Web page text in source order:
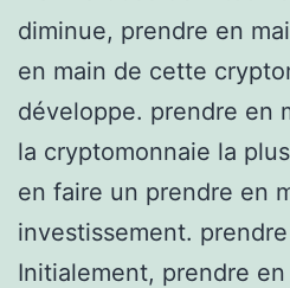
diminue, prendre en
en main de cette
développe. prendre en
la cryptomonnaie la
en faire un prendre en
investissement.
Initialement, prendre